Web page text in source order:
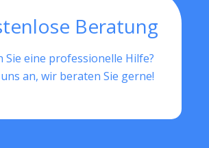
Beratung
Sie eine professionelle Hilfe?
an, wir beraten Sie gerne!